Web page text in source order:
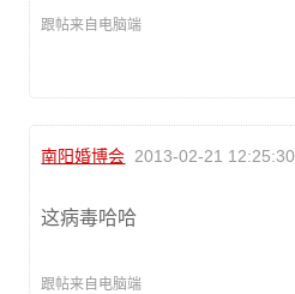
跟帖来自电脑端
南阳婚博会 2013-02-21 12:25:30
这病毒哈哈
跟帖来自电脑端